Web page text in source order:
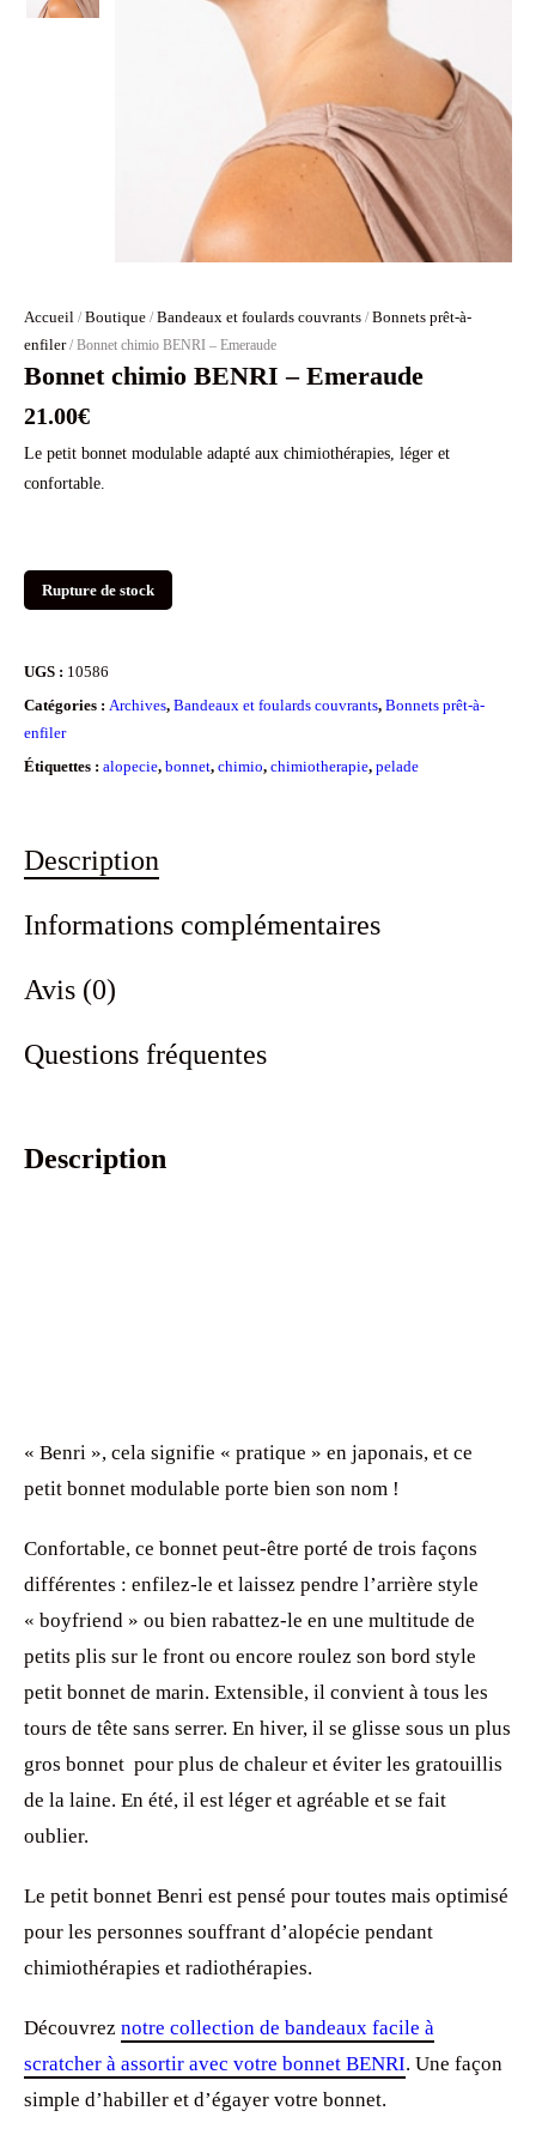
Accueil / Boutique / Bandeaux et foulards couvrants / Bonnets prêt-à-
enfiler/ Bonnet chimio BENRI – Emeraude
Bonnet chimio BENRI – Emeraude
21.00€
Le petit bonnet modulable adapté aux chimiothérapies, léger et
confortable.
Rupture de stock
UGS : 10586
Catégories : Archives, Bandeaux et foulards couvrants, Bonnets prêt-à-
enfiler
Étiquettes : alopecie, bonnet, chimio, chimiotherapie, pelade
Description
Informations complémentaires
Avis (0)
Questions fréquentes
Description
« Benri », cela signifie « pratique » en japonais, et ce
petit bonnet modulable porte bien son nom !
Confortable, ce bonnet peut-être porté de trois façons
différentes : enfilez-le et laissez pendre l’arrière style
« boyfriend » ou bien rabattez-le en une multitude de
petits plis sur le front ou encore roulez son bord style
petit bonnet de marin. Extensible, il convient à tous les
tours de tête sans serrer. En hiver, il se glisse sous un plus
gros bonnet pour plus de chaleur et éviter les gratouillis
de la laine. En été, il est léger et agréable et se fait
oublier.
Le petit bonnet Benri est pensé pour toutes mais optimisé
pour les personnes souffrant d’alopécie pendant
chimiothérapies et radiothérapies.
Découvrez notre collection de bandeaux facile à
scratcher à assortir avec votre bonnet BENRI. Une façon
simple d’habiller et d’égayer votre bonnet.